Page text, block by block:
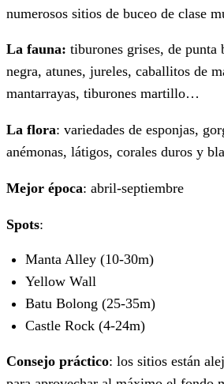
numerosos sitios de buceo de clase
La fauna: tiburones grises, de punta
negra, atunes, jureles, caballitos de
mantarrayas, tiburones martillo…
La flora: variedades de esponjas,
anémonas, látigos, corales duros y
Mejor época: abril-septiembre
Spots:
Manta Alley (10-30m)
Yellow Wall
Batu Bolong (25-35m)
Castle Rock (4-24m)
Consejo práctico: los sitios están